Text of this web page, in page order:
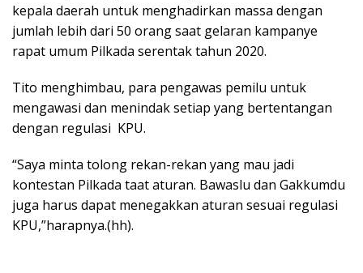
kepala daerah untuk menghadirkan massa dengan
jumlah lebih dari 50 orang saat gelaran kampanye
rapat umum Pilkada serentak tahun 2020.
Tito menghimbau, para pengawas pemilu untuk
mengawasi dan menindak setiap yang bertentangan
dengan regulasi KPU.
“Saya minta tolong rekan-rekan yang mau jadi
kontestan Pilkada taat aturan. Bawaslu dan Gakkumdu
juga harus dapat menegakkan aturan sesuai regulasi
KPU,”harapnya.(hh).